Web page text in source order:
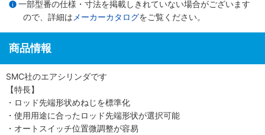
一部型番の仕様・寸法を掲載しきれていない場合がございます
ので、詳細は メーカーカタログをご覧ください。
商品情報
SMC社のエアシリンダです
【特長】
・ロッド先端形状めねじを標準化
・使用用途に合ったロッド先端形状が選択可能
・オートスイッチ位置微調整が容易